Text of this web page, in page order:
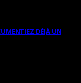
DÉJÀ UN